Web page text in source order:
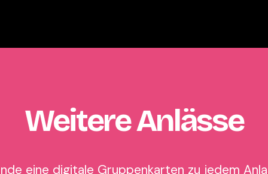
Weitere Anlässe
eine digitale Gruppenkarten zu jedem